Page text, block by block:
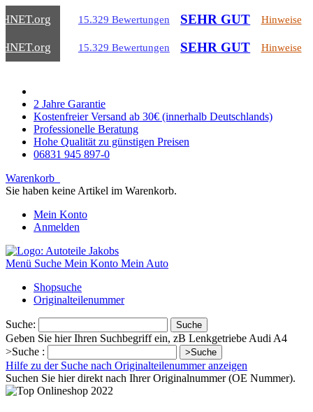
.org 15.329 Bewertungen SEHR GUT Hinweise
.org 15.329 Bewertungen SEHR GUT Hinweise
2 Jahre Garantie
Kostenfreier Versand ab 30€ (innerhalb Deutschlands)
Professionelle Beratung
Hohe Qualität zu günstigen Preisen
06831 945 897-0
Warenkorb
Sie haben keine Artikel im Warenkorb.
Mein Konto
Anmelden
Menü Suche Mein Konto Mein Auto
Shopsuche
Originalteilenummer
Suche: Suche
Geben Sie hier Ihren Suchbegriff ein, zB Lenkgetriebe Audi A4
>Suche :
>Suche
Hilfe zu der Suche nach Originalteilenummer anzeigen
Suchen Sie hier direkt nach Ihrer Originalnummer (OE Nummer).